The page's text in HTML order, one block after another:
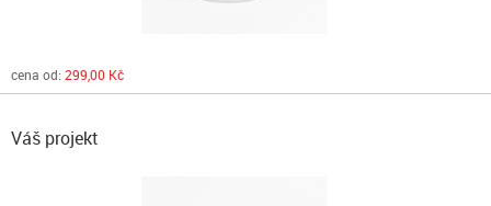
cena od: 299,00 Kč
Váš projekt